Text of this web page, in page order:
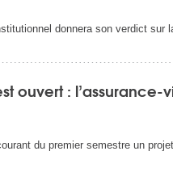
donnera son verdict
ouvert : l’assurance-
du premier semestre un